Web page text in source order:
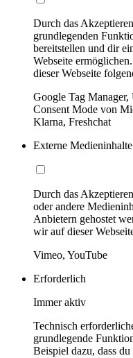
Durch das
grundlegenden
bereitstellen und dir
Webseite
dieser Webseite
Google Tag
Consent Mode von
Klarna, Freshchat
Externe Medieninhalte
Durch das
oder andere
Anbietern gehostet
wir auf dieser
Vimeo, YouTube
Erforderlich
Immer aktiv
Technisch
grundlegende
Beispiel dazu, dass